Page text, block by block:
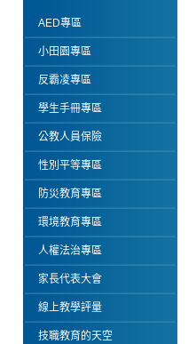
AED專區
小田園專區
反霸凌專區
學生手冊專區
公教人員保險
性別平等專區
防災教育專區
環境教育專區
人權法治專區
家長代表大會
線上教學評量
技職教育的天空